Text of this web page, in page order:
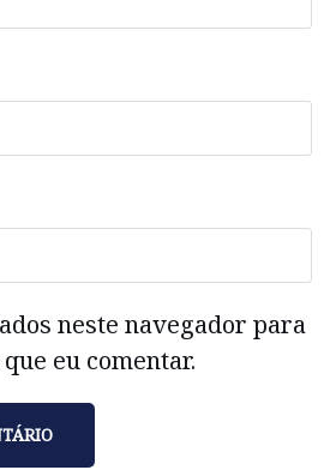
neste navegador para
eu comentar.